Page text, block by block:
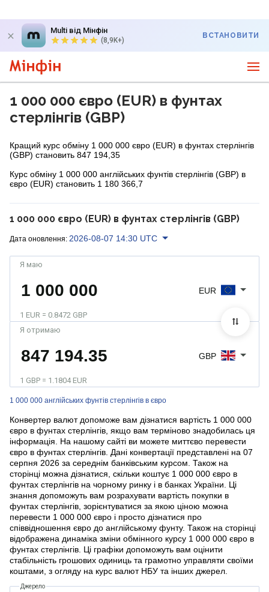
Multi від Мінфін
(8,9K+)
ВСТАНОВИТИ
1 000 000 євро (EUR) в фунтах
стерлінгів (GBP)
Кращий курс обміну 1 000 000 євро (EUR) в фунтах стерлінгів
(GBP) становить 847 194,35
Курс обміну 1 000 000 англійських фунтів стерлінгів (GBP) в
євро (EUR) становить 1 180 366,7
1 000 000 євро (EUR) в фунтах стерлінгів (GBP)
Дата оновлення: 2026-08-07 14:30 UTC
1 000 000 англійських фунтів стерлінгів в євро
Я маю
1 EUR = 0.8472 GBP
EUR
Я отримаю
1 GBP = 1.1804 EUR
GBP
Конвертер валют допоможе вам дізнатися вартість 1 000 000
євро в фунтах стерлінгів, якщо вам терміново знадобилась ця
інформація. На нашому сайті ви можете миттєво перевести
євро в фунтах стерлінгів. Дані конвертації представлені на 07
серпня 2026 за середнім банківським курсом. Також на
сторінці можна дізнатися, скільки коштує 1 000 000 євро в
фунтах стерлінгів на чорному ринку і в банках України. Ці
знання допоможуть вам розрахувати вартість покупки в
фунтах стерлінгів, зорієнтуватися за якою ціною можна
перевести 1 000 000 євро і просто дізнатися про
співвідношення євро до англійському фунту. Також на сторінці
відображена динаміка зміни обмінного курсу 1 000 000 євро в
фунтах стерлінгів. Ці графіки допоможуть вам оцінити
стабільність грошових одиниць та грамотно управляти своїми
коштами, з огляду на курс валют НБУ та інших джерел.
Джерело